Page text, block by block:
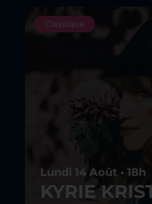
Classique
Lundi 14 Août • 18h
KYRIE